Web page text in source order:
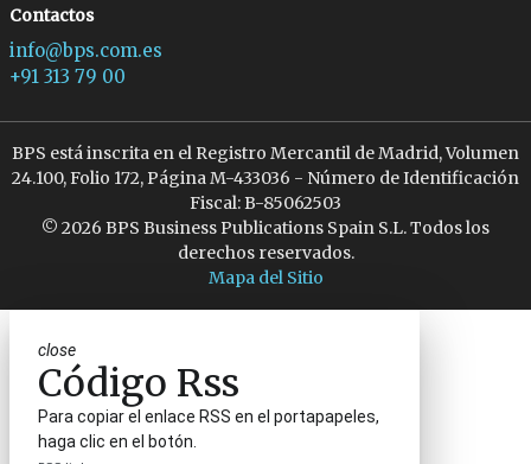
Contactos
info@bps.com.es
+91 313 79 00
BPS está inscrita en el Registro Mercantil de Madrid, Volumen
24.100, Folio 172, Página M-433036 - Número de Identificación
Fiscal: B-85062503
© 2026 BPS Business Publications Spain S.L. Todos los
derechos reservados.
Mapa del Sitio
close
Código Rss
Para copiar el enlace RSS en el portapapeles,
haga clic en el botón.